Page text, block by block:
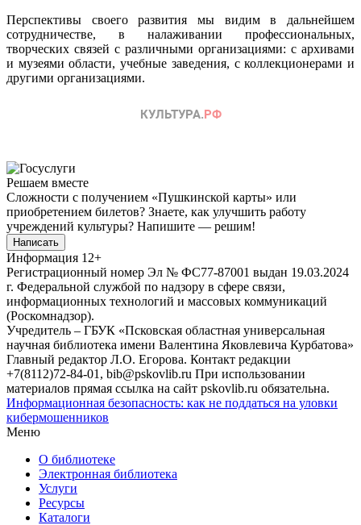
Перспективы своего развития мы видим в дальнейшем
сотрудничестве, в налаживании профессиональных,
творческих связей с различными организациями: с архивами
и музеями области, учебные заведения, с коллекционерами и
другими организациями.
Решаем вместе
Сложности с получением «Пушкинской карты» или
приобретением билетов? Знаете, как улучшить работу
учреждений культуры? Напишите — решим!
Написать
Информация 12+
Регистрационный номер Эл № ФС77-87001 выдан 19.03.2024
г. Федеральной службой по надзору в сфере связи,
информационных технологий и массовых коммуникаций
(Роскомнадзор).
Учредитель – ГБУК «Псковская областная универсальная
научная библиотека имени Валентина Яковлевича Курбатова»
Главный редактор Л.О. Егорова. Контакт редакции
+7(8112)72-84-01, bib@pskovlib.ru При использовании
материалов прямая ссылка на сайт pskovlib.ru обязательна.
Информационная безопасность: как не поддаться на уловки
кибермошенников
Меню
О библиотеке
Электронная библиотека
Услуги
Ресурсы
Каталоги